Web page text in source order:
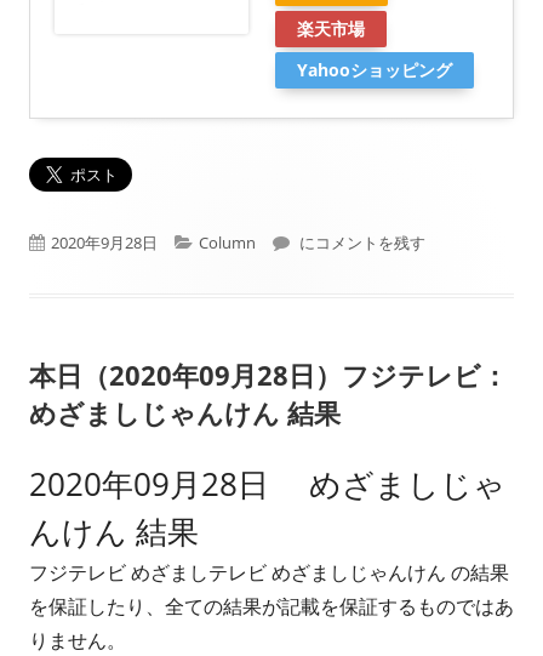
楽天市場
Yahooショッピング
公
2020年9月28日
カ
リ
ー
Column EOS Webcam Utility 1.0正式提供
にコメントを残す
本日（2020年09月28日）フジテレビ：
めざましじゃんけん 結果
2020年09月28日 めざましじゃ
んけん 結果
フジテレビ めざましテレビ めざましじゃんけん の結果
を保証したり、全ての結果が記載を保証するものではあ
りません。